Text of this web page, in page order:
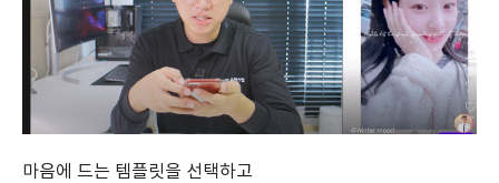
마음에 드는 템플릿을 선택하고